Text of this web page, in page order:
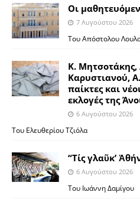
Οι
7 Αυγούστου 2026
Του Απόστολου
Κ.
Καρυστιανού,
παίκτες και
εκλογές της
6 Αυγούστου 2026
Του Ελευθερίου Τζιόλα
“Τίς γλαῦκ’
6 Αυγούστου 2026
Του Ιωάννη Δαμίγου